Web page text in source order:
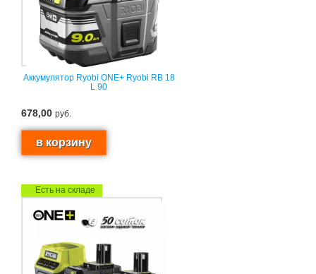
Аккумулятор Ryobi ONE+ Ryobi RB 18
L 90
678,00 руб.
Есть на складе